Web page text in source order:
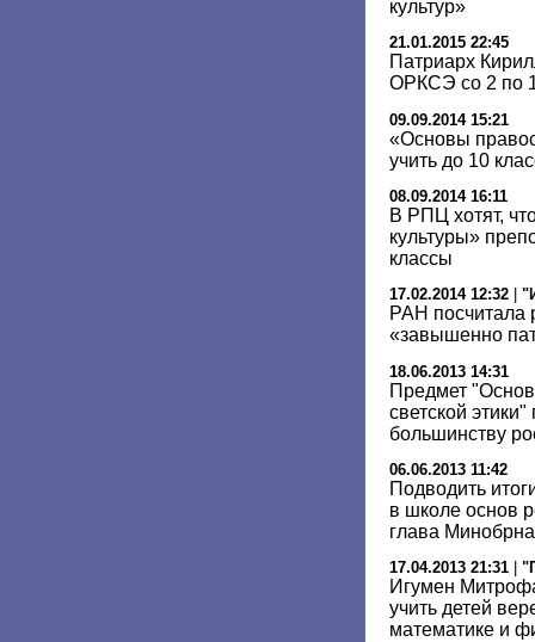
культур»
21.01.2015 22:45
Патриарх
ОРКСЭ со 2 по
09.09.2014 15:21
«Основы
учить до 10
08.09.2014 16:11
В РПЦ хотят,
культуры»
классы
17.02.2014 12:32
РАН посчитала
«завышенно
18.06.2013 14:31
Предмет
светской
большинству
06.06.2013 11:42
Подводить
в школе основ
глава
17.04.2013 21:31
Игумен
учить детей
математике и